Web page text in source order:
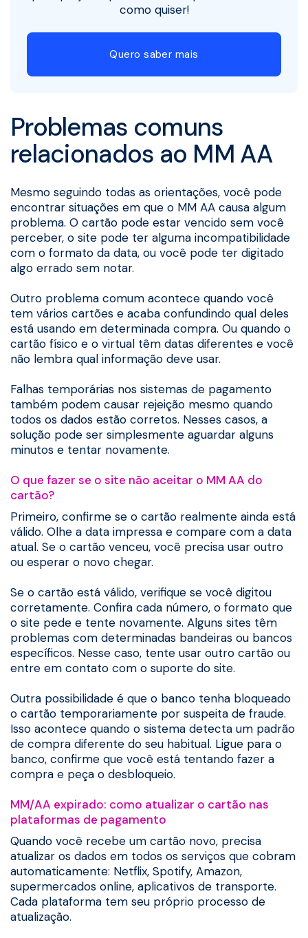
como quiser!
Quero saber mais
Problemas comuns
relacionados ao MM AA
Mesmo seguindo todas as orientações, você pode
encontrar situações em que o MM AA causa algum
problema. O cartão pode estar vencido sem você
perceber, o site pode ter alguma incompatibilidade
com o formato da data, ou você pode ter digitado
algo errado sem notar.
Outro problema comum acontece quando você
tem vários cartões e acaba confundindo qual deles
está usando em determinada compra. Ou quando o
cartão físico e o virtual têm datas diferentes e você
não lembra qual informação deve usar.
Falhas temporárias nos sistemas de pagamento
também podem causar rejeição mesmo quando
todos os dados estão corretos. Nesses casos, a
solução pode ser simplesmente aguardar alguns
minutos e tentar novamente.
O que fazer se o site não aceitar o MM AA do
cartão?
Primeiro, confirme se o cartão realmente ainda está
válido. Olhe a data impressa e compare com a data
atual. Se o cartão venceu, você precisa usar outro
ou esperar o novo chegar.
Se o cartão está válido, verifique se você digitou
corretamente. Confira cada número, o formato que
o site pede e tente novamente. Alguns sites têm
problemas com determinadas bandeiras ou bancos
específicos. Nesse caso, tente usar outro cartão ou
entre em contato com o suporte do site.
Outra possibilidade é que o banco tenha bloqueado
o cartão temporariamente por suspeita de fraude.
Isso acontece quando o sistema detecta um padrão
de compra diferente do seu habitual. Ligue para o
banco, confirme que você está tentando fazer a
compra e peça o desbloqueio.
MM/AA expirado: como atualizar o cartão nas
plataformas de pagamento
Quando você recebe um cartão novo, precisa
atualizar os dados em todos os serviços que cobram
automaticamente: Netflix, Spotify, Amazon,
supermercados online, aplicativos de transporte.
Cada plataforma tem seu próprio processo de
atualização.